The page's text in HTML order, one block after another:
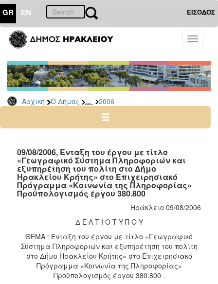
GR EN ΕΙΣΟΔΟΣ
Toggle
Αρχική Ο Δήμος ... 2006
ΔΗΜΟΣ
Δελτία
Τύπου
Αρχείο
2026
2024
2022
2021
2020
2017
2016
2015
2013
09/08/2006, Ένταξη του έργου με τίτλο
«Γεωγραφικό Σύστημα Πληροφοριών και
εξυπηρέτηση του πολίτη στο Δήμο
Ηρακλείου Κρήτης» στο Επιχειρησιακό
Πρόγραμμα «Κοινωνία της Πληροφορίας»
Προϋπολογισμός έργου 380.800
Ηράκλειο 09/08/2006
Δ Ε Λ Τ Ι Ο Τ Υ Π Ο Υ
ΘΕΜΑ : Ένταξη του έργου με τίτλο «Γεωγραφικό
Σύστημα Πληροφοριών και εξυπηρέτηση του πολίτη
στο Δήμο Ηρακλείου Κρήτης» στο Επιχειρησιακό
Πρόγραμμα «Κοινωνία της Πληροφορίας»
Προϋπολογισμός έργου 380.800 .